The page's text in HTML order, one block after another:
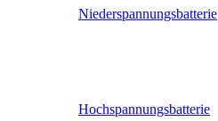
Niederspannungsbatterie
Hochspannungsbatterie